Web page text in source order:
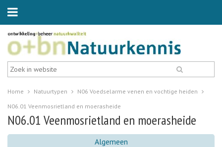
Home Natuurtypen
N06 Voedselarme venen en vochtige heiden
N06.01 Veenmosrietland en moerasheide
N06.01 Veenmosrietland en moerasheide
Algemeen